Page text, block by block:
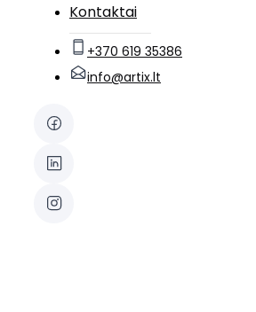
Kontaktai
+370 619 35386
info@artix.lt